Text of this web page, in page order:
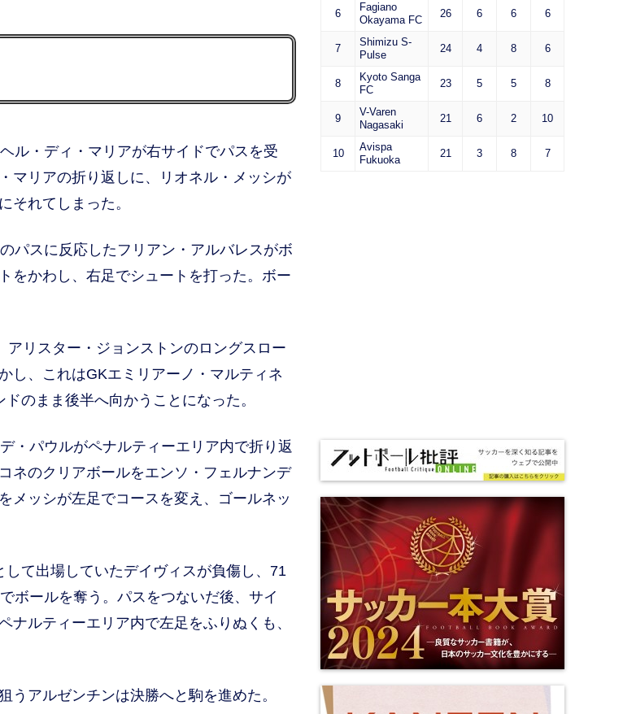
ル・ディ・マリアが右サイドでパスを受
マリアの折り返しに、リオネル・メッシが
それてしまった。
パスに反応したフリアン・アルバレスがボ
をかわし、右足でシュートを打った。ボー
リスター・ジョンストンのロングスロー
し、これはGKエミリアーノ・マルティネ
のまま後半へ向かうことになった。
・パウルがペナルティーエリア内で折り返
ネのクリアボールをエンソ・フェルナンデ
メッシが左足でコースを変え、ゴールネッ
て出場していたデイヴィスが負傷し、71
ボールを奪う。パスをつないだ後、サイ
ルティーエリア内で左足をふりぬくも、
アルゼンチンは決勝へと駒を進めた。
6
Fagiano
Okayama FC
26 6 6 6
7
Shimizu S-
Pulse
24 4 8 6
8
Kyoto Sanga
FC
23 5 5 8
9
V-Varen
Nagasaki
21 6 2 10
10
Avispa
Fukuoka
21 3 8 7